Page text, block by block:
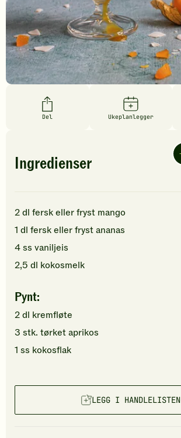
Del Ukeplanlegger
Ingredienser
2dl fersk eller fryst mango
1 dl fersk eller frystananas
4ss vaniljeis
2,5 dl kokosmelk
Pynt:
2dl kremfløte
3 stk. tørket aprikos
1 ss kokosflak
LEGG I HANDLELISTEN